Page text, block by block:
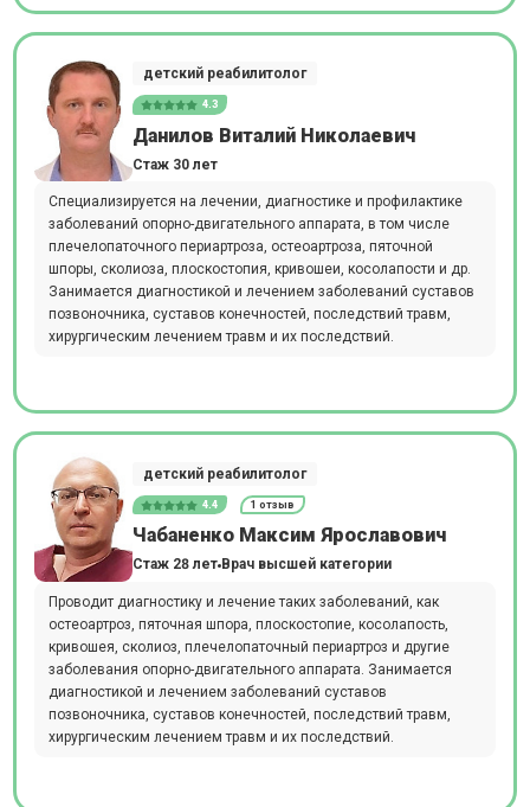
детский реабилитолог
4.3
Данилов Виталий Николаевич
Стаж 30 лет
Специализируется на лечении, диагностике и профилактике
заболеваний опорно-двигательного аппарата, в том числе
плечелопаточного периартроза, остеоартроза, пяточной
шпоры, сколиоза, плоскостопия, кривошеи, косолапости и др.
Занимается диагностикой и лечением заболеваний суставов
позвоночника, суставов конечностей, последствий травм,
хирургическим лечением травм и их последствий.
детский реабилитолог
4.4 1 отзыв
Чабаненко Максим Ярославович
Стаж 28 лет Врач высшей категории
Проводит диагностику и лечение таких заболеваний, как
остеоартроз, пяточная шпора, плоскостопие, косолапость,
кривошея, сколиоз, плечелопаточный периартроз и другие
заболевания опорно-двигательного аппарата. Занимается
диагностикой и лечением заболеваний суставов
позвоночника, суставов конечностей, последствий травм,
хирургическим лечением травм и их последствий.